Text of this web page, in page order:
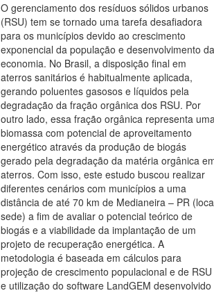
O gerenciamento dos resíduos sólidos urbanos
(RSU) tem se tornado uma tarefa desafiadora
para os municípios devido ao crescimento
exponencial da população e desenvolvimento da
economia. No Brasil, a disposição final em
aterros sanitários é habitualmente aplicada,
gerando poluentes gasosos e líquidos pela
degradação da fração orgânica dos RSU. Por
outro lado, essa fração orgânica representa
biomassa com potencial de aproveitamento
energético através da produção de biogás
gerado pela degradação da matéria orgânica
aterros. Com isso, este estudo buscou realizar
diferentes cenários com municípios a uma
distância de até 70 km de Medianeira – PR
sede) a fim de avaliar o potencial teórico de
biogás e a viabilidade da implantação de um
projeto de recuperação energética. A
metodologia é baseada em cálculos para
projeção de crescimento populacional e de RSU
e utilização do software LandGEM desenvolvido